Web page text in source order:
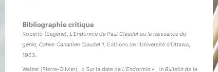
Bibliographie critique
Roberto (Eugène), L’Endormie de Paul Claudel ou la naissance du
génie, Cahier Canadien Claudel 1, Editions de l’Université d’Ottawa,
1963.
Walzer (Pierre-Olivier), » Sur la date deL’Endormie« , in Bulletin de la